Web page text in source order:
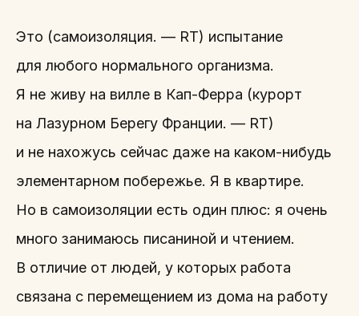
Это (самоизоляция. — RT) испытание
для любого нормального организма.
Я не живу на вилле в Кап-Ферра (курорт
на Лазурном Берегу Франции. — RT)
и не нахожусь сейчас даже на каком-нибудь
элементарном побережье. Я в квартире.
Но в самоизоляции есть один плюс: я очень
много занимаюсь писаниной и чтением.
В отличие от людей, у которых работа
связана с перемещением из дома на работу